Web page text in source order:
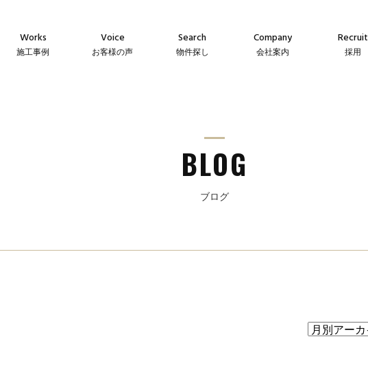
Works
施工事例
Voice
お客様の声
Search
物件探し
自社販売物件
Company
会社案内
Recruit
採用
BLOG
ブログ